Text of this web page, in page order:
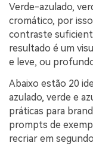
Verde-azulado,
cromático, por
contraste
resultado é um
e leve, ou
Abaixo estão 20
azulado, verde e
práticas para
prompts de
recriar em